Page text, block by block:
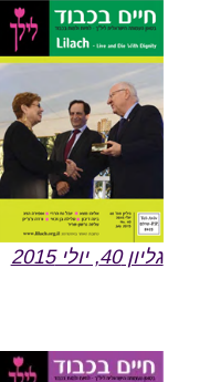
גליון 40, יולי 2015